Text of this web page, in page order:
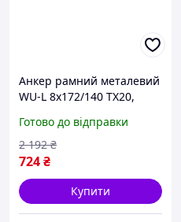
Анкер рамний металевий
WU-L 8x172/140 TX20,
WURTH ( арт. 0910428172 )
Готово до відправки
724₴
2 192 ₴
Купити